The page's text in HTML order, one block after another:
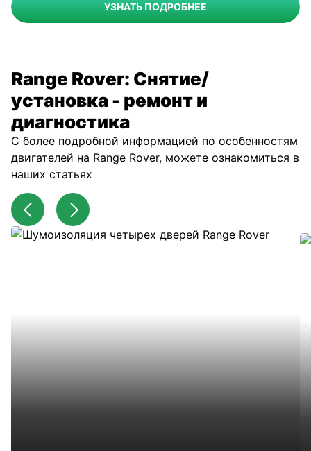
УЗНАТЬ ПОДРОБНЕЕ
Range Rover: Снятие/
установка - ремонт и
диагностика
С более подробной информацией по особенностям
двигателей на Range Rover, можете ознакомиться в
наших статьях